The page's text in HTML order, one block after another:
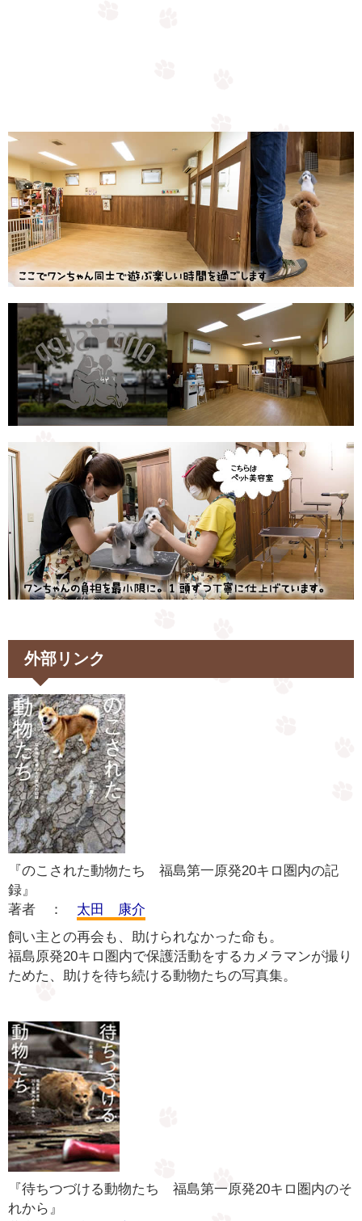
外部リンク
『のこされた動物たち 福島第一原発20キロ圏内の記
録』
著者 ： 太田 康介
飼い主との再会も、助けられなかった命も。
福島原発20キロ圏内で保護活動をするカメラマンが撮り
ためた、助けを待ち続ける動物たちの写真集。
『待ちつづける動物たち 福島第一原発20キロ圏内のそ
れから』